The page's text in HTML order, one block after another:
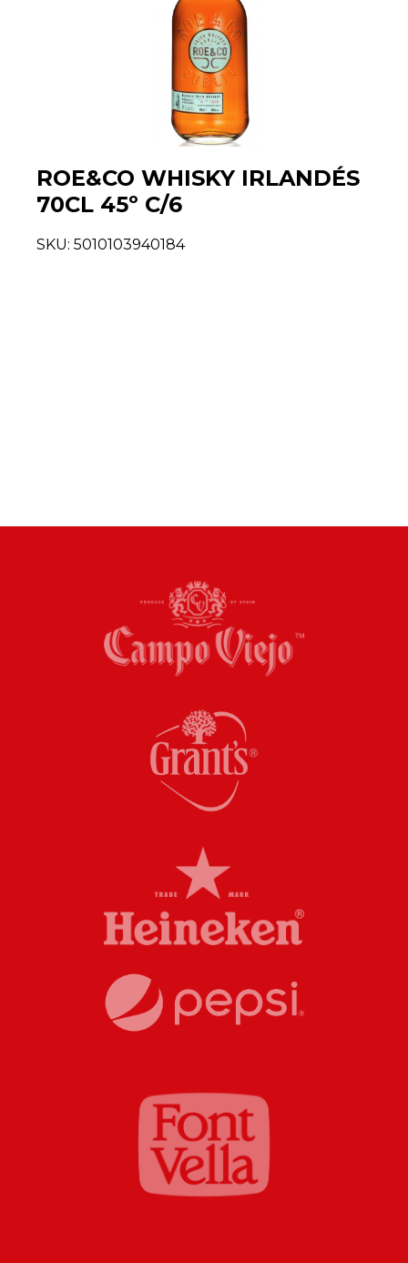
ROE&CO WHISKY IRLANDÉS
70CL 45º C/6
SKU: 5010103940184